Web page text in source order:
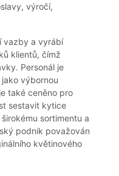
výročí,
vazby a vyrábí
klientů, čímž
Personál je
výbornou
je také ceněno pro
sestavit kytice
sortimentu a
podnik považován
květinového